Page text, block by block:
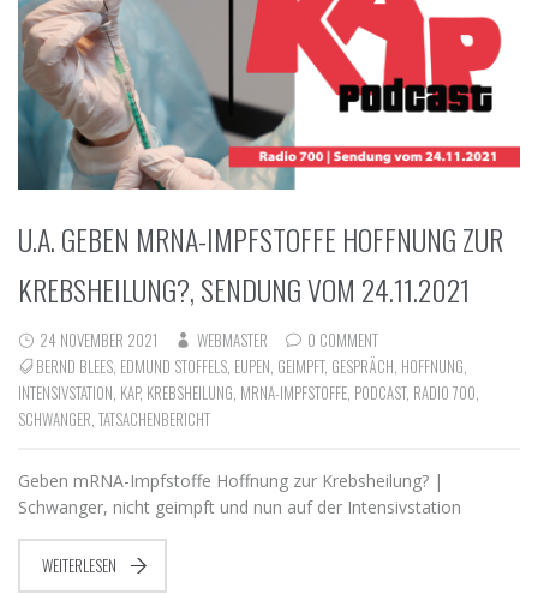
U.A. GEBEN MRNA-IMPFSTOFFE HOFFNUNG ZUR
KREBSHEILUNG?, SENDUNG VOM 24.11.2021
24 NOVEMBER 2021 WEBMASTER
0 COMMENT
BERND BLEES EDMUND STOFFELS EUPEN GEIMPFT, GESPRÄCH HOFFNUNG
INTENSIVSTATION KAP, KREBSHEILUNG MRNA-IMPFSTOFFE PODCAST, RADIO 700
SCHWANGER TATSACHENBERICHT
Geben mRNA-Impfstoffe Hoffnung zur Krebsheilung? |
Schwanger, nicht geimpft und nun auf der Intensivstation
WEITERLESEN